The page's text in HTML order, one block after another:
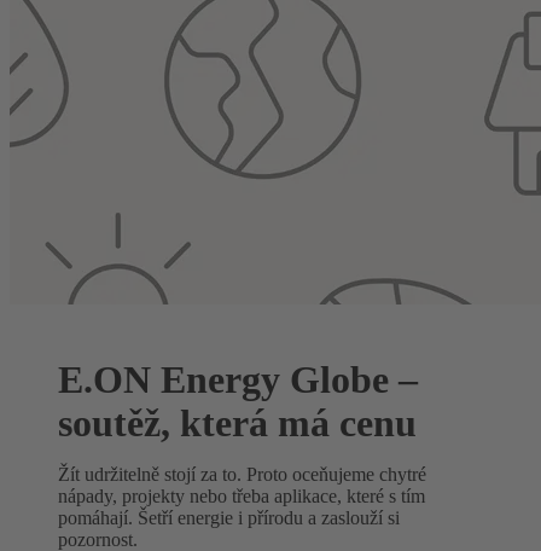
E.ON Energy Globe –
soutěž, která má cenu
Žít udržitelně stojí za to. Proto oceňujeme chytré
nápady, projekty nebo třeba aplikace, které s tím
pomáhají. Šetří energie i přírodu a zaslouží si
pozornost.